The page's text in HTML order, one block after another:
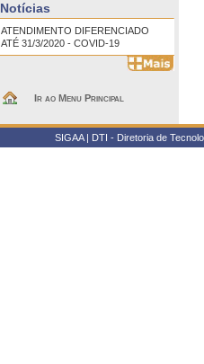
Notícias
ATENDIMENTO DIFERENCIADO
ATÉ 31/3/2020 - COVID-19
Ir ao Menu Principal
SIGAA | DTI - Diretoria de